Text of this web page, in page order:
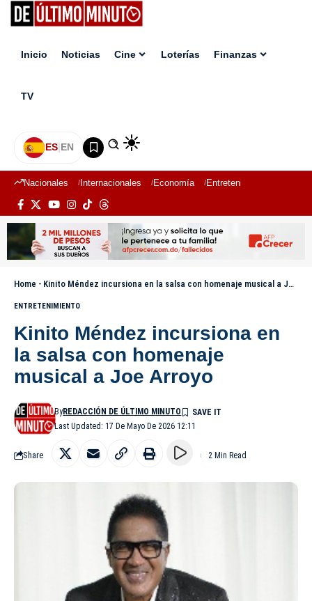
Inicio Noticias Cine Loterías Finanzas
TV
ES|EN
Nacionales Internacionales Economía Entretenimiento
Home - Kinito Méndez incursiona en la salsa con homenaje musical a Joe Arroyo
ENTRETENIMIENTO
Kinito Méndez incursiona en
la salsa con homenaje
musical a Joe Arroyo
Last Updated: 17 De Mayo De 2026 12:11
ByREDACCIÓN DE ÚLTIMO MINUTO
Share 2 Min Read